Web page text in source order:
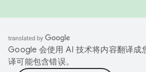
Google 会使用 AI 技术将内容翻译成
译可能包含错误。